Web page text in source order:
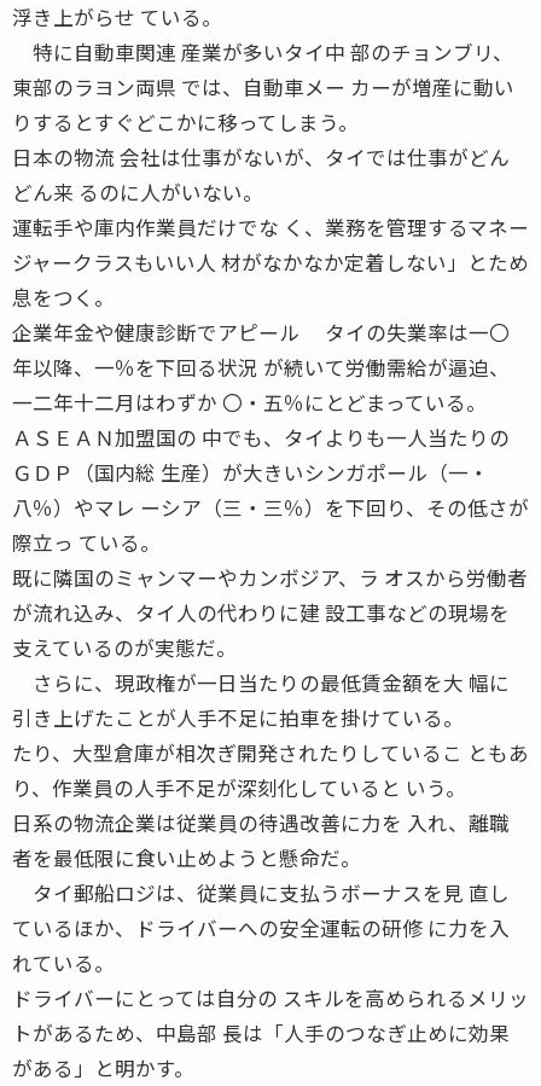
浮き上がらせ ている。
特に自動車関連 産業が多いタイ中 部のチョンブリ、
東部のラヨン両県 では、自動車メー カーが増産に動い
りするとすぐどこかに移ってしまう。
日本の物流 会社は仕事がないが、タイでは仕事がどん
どん来 るのに人がいない。
運転手や庫内作業員だけでな く、業務を管理するマネー
ジャークラスもいい人 材がなかなか定着しない」とため
息をつく。
企業年金や健康診断でアピール タイの失業率は一〇
年以降、一％を下回る状況 が続いて労働需給が逼迫、
一二年十二月はわずか 〇・五％にとどまっている。
ＡＳＥＡＮ加盟国の 中でも、タイよりも一人当たりの
ＧＤＰ（国内総 生産）が大きいシンガポール（一・
八％）やマレ ーシア（三・三％）を下回り、その低さが
際立っ ている。
既に隣国のミャンマーやカンボジア、ラ オスから労働者
が流れ込み、タイ人の代わりに建 設工事などの現場を
支えているのが実態だ。
さらに、現政権が一日当たりの最低賃金額を大 幅に
引き上げたことが人手不足に拍車を掛けている。
たり、大型倉庫が相次ぎ開発されたりしているこ ともあ
り、作業員の人手不足が深刻化していると いう。
日系の物流企業は従業員の待遇改善に力を 入れ、離職
者を最低限に食い止めようと懸命だ。
タイ郵船ロジは、従業員に支払うボーナスを見 直し
ているほか、ドライバーへの安全運転の研修 に力を入
れている。
ドライバーにとっては自分の スキルを高められるメリッ
トがあるため、中島部 長は「人手のつなぎ止めに効果
がある」と明かす。